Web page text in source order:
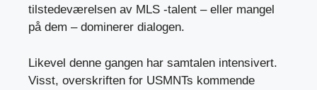
tilstedeværelsen av MLS -talent – eller mangel
på dem – dominerer dialogen.
Likevel denne gangen har samtalen intensivert.
Visst, overskriften for USMNTs kommende